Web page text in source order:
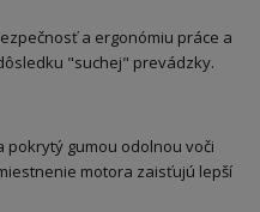
a ergonómiu práce a
"suchej" prevádzky.
pokrytý gumou odolnou voči
motora zaisťujú lepší